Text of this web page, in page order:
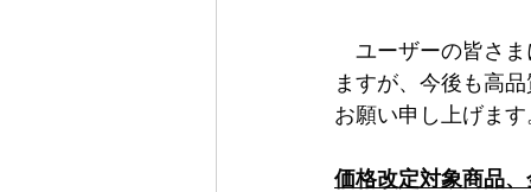
ユーザーの皆さま
ますが、今後も高
お願い申し上げます
価格改定対象商品